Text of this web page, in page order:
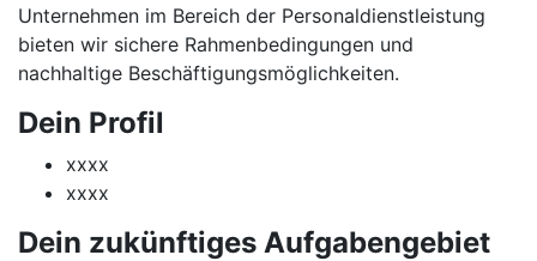
Unternehmen im Bereich der Personaldienstleistung
bieten wir sichere Rahmenbedingungen und
nachhaltige Beschäftigungsmöglichkeiten.
Dein Profil
xxxx
xxxx
Dein zukünftiges Aufgabengebiet